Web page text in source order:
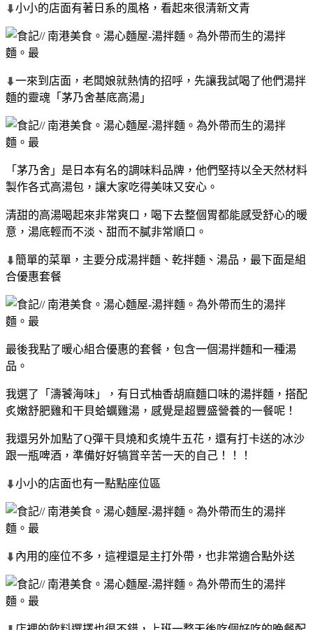
⬇小小的店面有著日系的風格，看起來很清新文青
⬇一來到店面，老闆娘就熱情的招呼，先讓我試喝了他們湯拌
麵的靈魂「茅乃舍基底高湯」
「茅乃舍」是日本有名的調味料品牌，他們堅持以全天然材料
製作各式高湯包，讓大家吃得美味又安心。
清甜的高湯喝起來非常爽口，喝下去整個胃都能感受舒心的暖
意，湯底輕而不淡、甜而不膩非常順口。
⬇簡單的菜單，主要分成湯拌麵、乾拌麵、湯品，最下面是組
合優惠套餐
最後我點了暖心組合優惠的套餐，包含一個湯拌麵和一種湯
品。
我選了「濤饕海味」，有日式柚香胡麻麵口味的湯拌麵，搭配
炙嫩舒肥雞和干貝蛤蠣雞湯，感覺是超豐盛營養的一餐呢！
我還另外加點了Q彈干貝燒和炙燒牛五花，還有打卡送的冰沙
跟一瓶啤酒，準備好好犒賞辛苦一天的自己！！！
⬇小小的店面也有一點點座位區
⬇內用的座位不多，這裡還是主打外帶，也非常適合點外送